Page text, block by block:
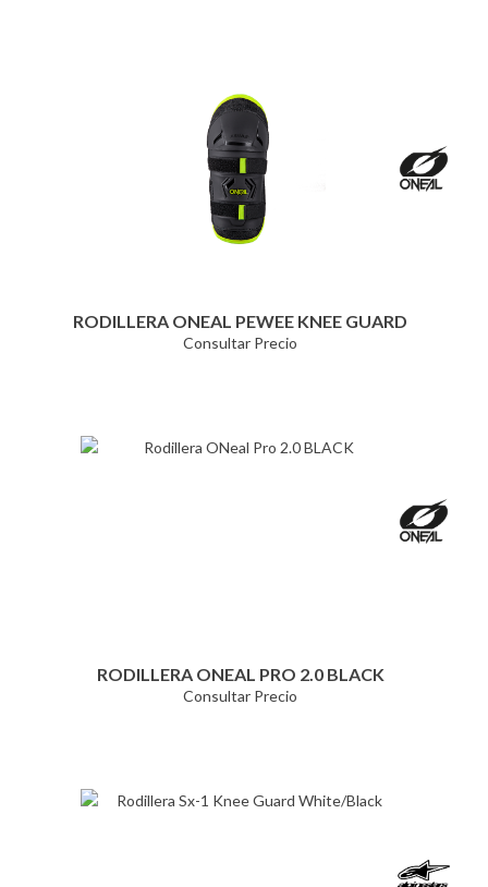
RODILLERA ONEAL PEWEE KNEE GUARD
Consultar Precio
RODILLERA ONEAL PRO 2.0 BLACK
Consultar Precio